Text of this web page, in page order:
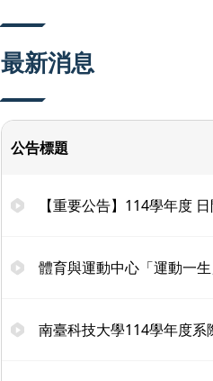
最新消息
公告標題
【重要公告】114學年度
體育與運動中心「運動一
南臺科技大學114學年度